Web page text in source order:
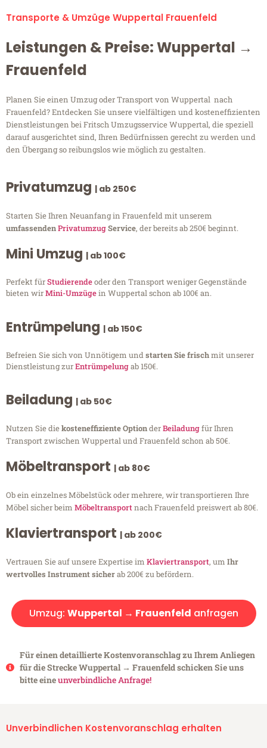
Transporte & Umzüge Wuppertal Frauenfeld
Leistungen & Preise: Wuppertal →
Frauenfeld
Planen Sie einen Umzug oder Transport von Wuppertal nach
Frauenfeld? Entdecken Sie unsere vielfältigen und kosteneffizienten
Dienstleistungen bei Fritsch Umzugsservice Wuppertal, die speziell
darauf ausgerichtet sind, Ihren Bedürfnissen gerecht zu werden und
den Übergang so reibungslos wie möglich zu gestalten.
Privatumzug | ab 250€
Starten Sie Ihren Neuanfang in Frauenfeld mit unserem
umfassendenPrivatumzugService, der bereits ab 250€ beginnt.
Mini Umzug | ab 100€
Perfekt fürStudierendeoder den Transport weniger Gegenstände
bieten wirMini-Umzügein Wuppertal schon ab 100€ an.
Entrümpelung | ab 150€
Befreien Sie sich von Unnötigem undstarten Sie frischmit unserer
Dienstleistung zurEntrümpelungab 150€.
Beiladung | ab 50€
Nutzen Sie diekosteneffiziente OptionderBeiladungfür Ihren
Transport zwischen Wuppertal und Frauenfeld schon ab 50€.
Möbeltransport | ab 80€
Ob ein einzelnes Möbelstück oder mehrere, wir transportieren Ihre
Möbel sicher beim Möbeltransportnach Frauenfeld preiswert ab 80€.
Klaviertransport | ab 200€
Vertrauen Sie auf unsere Expertise im Klaviertransport, um Ihr
wertvolles Instrument sicherab 200€ zu befördern.
Umzug: Wuppertal → Frauenfeld anfragen
Für einen detaillierte Kostenvoranschlag zu Ihrem Anliegen
für die Strecke Wuppertal → Frauenfeld schicken Sie uns
bitte eineunverbindliche Anfrage!
Unverbindlichen Kostenvoranschlag erhalten